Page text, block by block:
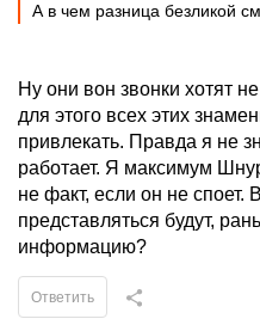
А в чем разница безликой
Ну они вон звонки хотят
для этого всех этих
привлекать. Правда я не
работает. Я максимум
не факт, если он не споет.
представляться будут,
информацию?
Ответить